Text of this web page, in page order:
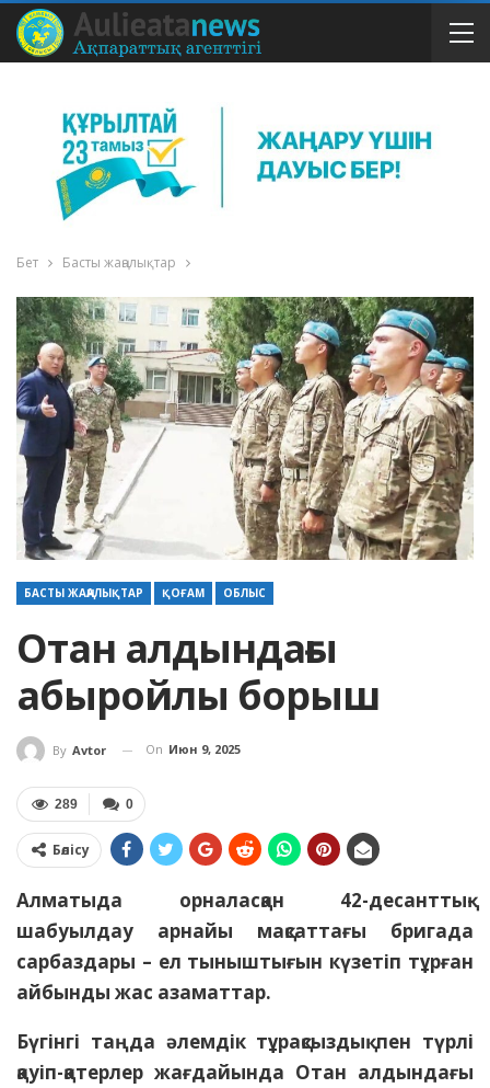
Бет Басты жаңалықтар
БАСТЫ ЖАҢАЛЫҚТАР ҚОҒАМ ОБЛЫС
Отан алдындағы
абыройлы борыш
By Avtor On Июн 9, 2025
0
289
Бөлісу
Алматыда орналасқан 42-десанттық-
шабуылдау арнайы мақсаттағы бригада
сарбаздары – ел тыныштығын күзетіп тұрған
айбынды жас азаматтар.
Бүгінгі таңда әлемдік тұрақсыздық пен түрлі
қауіп-қатерлер жағдайында Отан алдындағы